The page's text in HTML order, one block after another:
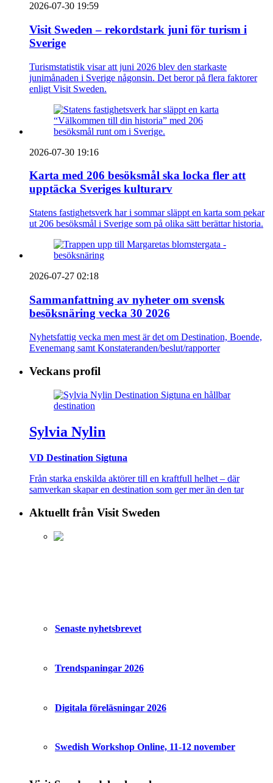
2026-07-30 19:59
Visit Sweden – rekordstark juni för turism i
Sverige
Turismstatistik visar att juni 2026 blev den starkaste
junimånaden i Sverige någonsin. Det beror på flera faktorer
enligt Visit Sweden.
2026-07-30 19:16
Karta med 206 besöksmål ska locka fler att
upptäcka Sveriges kulturarv
Statens fastighetsverk har i sommar släppt en karta som pekar
ut 206 besöksmål i Sverige som på olika sätt berättar historia.
2026-07-27 02:18
Sammanfattning av nyheter om svensk
besöksnäring vecka 30 2026
Nyhetsfattig vecka men mest är det om Destination, Boende,
Evenemang samt Konstateranden/beslut/rapporter
Veckans profil
Sylvia Nylin
VD Destination Sigtuna
Från starka enskilda aktörer till en kraftfull helhet – där
samverkan skapar en destination som ger mer än den tar
Aktuellt från Visit Sweden
Senaste nyhetsbrevet
Trendspaningar 2026
Digitala föreläsningar 2026
Swedish Workshop Online, 11-12 november